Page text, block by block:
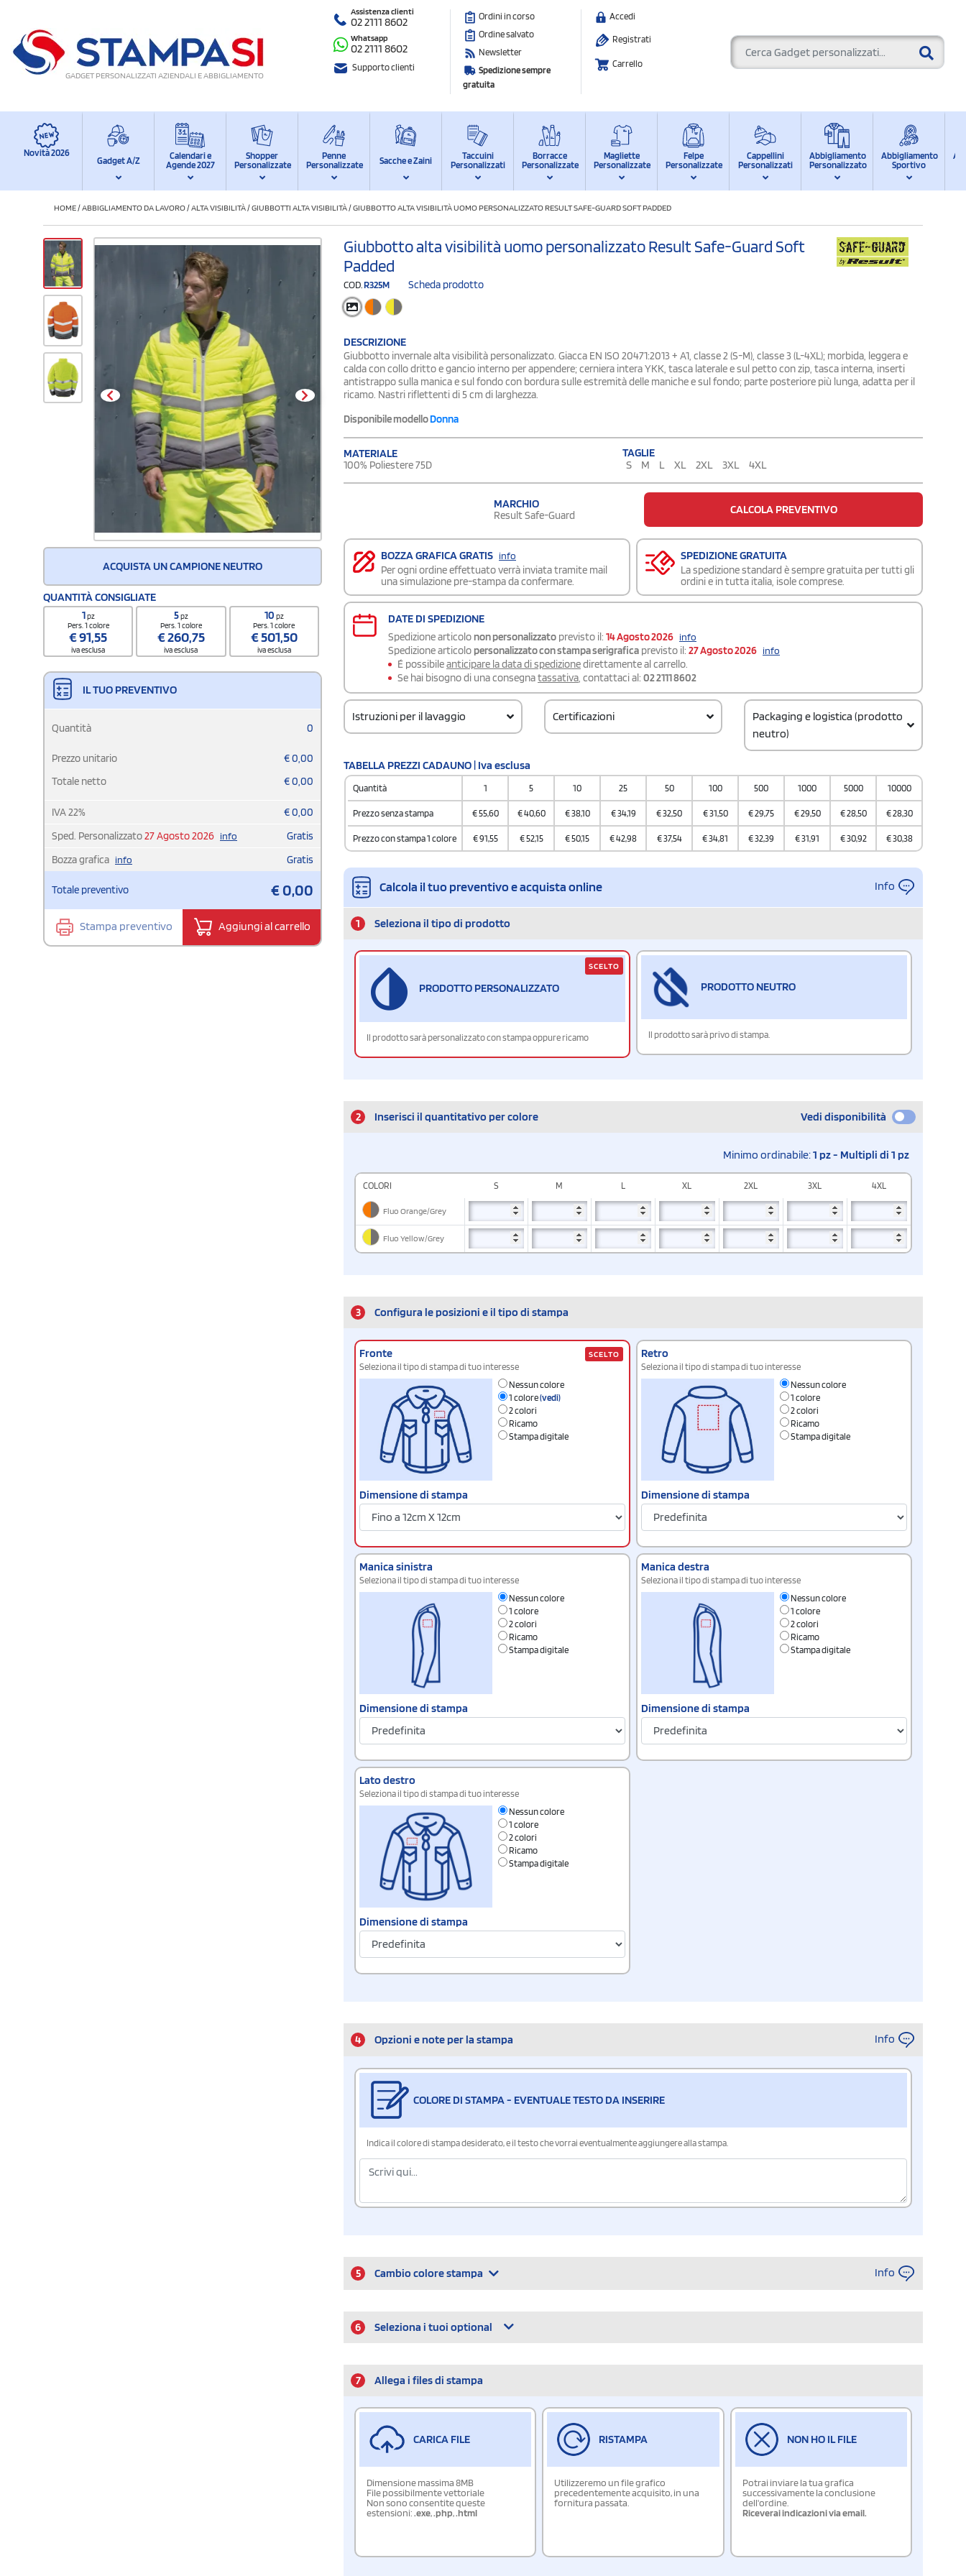
GADGET PERSONALIZZATI AZIENDALI E ABBIGLIAMENTO
Assistenza clienti
02 2111 8602
Whatsapp
02 2111 8602
Supporto clienti
Ordini in corso
Ordine salvato
Newsletter
Spedizione sempre
gratuita
Accedi
Registrati
Carrello
Novità 2026
Gadget A/Z
Calendari e
Agende 2027
Shopper
Personalizzate
Penne
Personalizzate
Sacche e Zaini
Taccuini
Personalizzati
Borracce
Personalizzate
Magliette
Personalizzate
Felpe
Personalizzate
Cappellini
Personalizzati
Abbigliamento
Personalizzato
Abbigliamento
Sportivo
HOME/ABBIGLIAMENTO DA LAVORO/ALTA VISIBILITÀ/GIUBBOTTI ALTA VISIBILITÀ/GIUBBOTTO ALTA VISIBILITÀ UOMO PERSONALIZZATO RESULT SAFE-GUARD SOFT PADDED
ACQUISTA UN CAMPIONE NEUTRO
QUANTITÀ CONSIGLIATE
1pz
Pers. 1 colore
€91,55
iva esclusa
5pz
Pers. 1 colore
€260,75
iva esclusa
10 pz
Pers. 1 colore
€501,50
iva esclusa
IL TUO PREVENTIVO
Quantità 0
Prezzo unitario €0,00
Totale netto
€0,00
IVA22% €0,00
Sped. Personalizzato27 Agosto 2026 info
Gratis
Bozza grafica info Gratis
Totale preventivo €0,00
Stampa preventivo Aggiungi al carrello
Giubbotto alta visibilità uomo personalizzato Result Safe-Guard Soft
Padded
COD. R325M Scheda prodotto
DESCRIZIONE
Giubbotto invernale alta visibilità personalizzato. Giacca EN ISO 20471:2013 + A1, classe 2 (S-M), classe 3 (L-4XL); morbida, leggera e
calda con collo dritto e gancio interno per appendere; cerniera intera YKK, tasca laterale e sul petto con zip, tasca interna, inserti
antistrappo sulla manica e sul fondo con bordura sulle estremità delle maniche e sul fondo; parte posteriore più lunga, adatta per il
ricamo. Nastri riflettenti di 5 cm di larghezza.
Disponibile modelloDonna
MATERIALE
100% Poliestere 75D
TAGLIE
S
M L XL 2XL 3XL 4XL
MARCHIO
Result Safe-Guard CALCOLA PREVENTIVO
BOZZA GRAFICA GRATIS info
Per ogni ordine effettuato verrà inviata tramite mail
una simulazione pre-stampa da confermare.
SPEDIZIONE GRATUITA
La spedizione standard è sempre gratuita per tutti gli
ordini e in tutta italia, isole comprese.
DATE DI SPEDIZIONE
Spedizione articolo non personalizzato previsto il: 14 Agosto 2026 info
Spedizione articolo personalizzato con stampa serigrafica previsto il: 27 Agosto 2026 info
É possibileanticipare la data di spedizionedirettamente al carrello.
Se hai bisogno di una consegnatassativa , contattaci al: 02 2111 8602
Istruzioni per il lavaggio Certificazioni
Packaging e logistica (prodotto
neutro)
62103000
Quantità per confezione
1
Quantità per scatola
10
TABELLA PREZZI CADAUNO | Iva esclusa
Quantità 1 5 10 25 50 100 500 1000 5000 10000
Prezzo senza stampa €55,60 €40,60 €38,10 €34,19 €32,50 €31,50 €29,75 €29,50 €28,50 €28,30
Prezzo con stampa 1 colore €91,55 €52,15 €50,15 €42,98 €37,54 €34,81 €32,39 €31,91 €30,92 €30,38
Calcola il tuo preventivo e acquista online Info
1 Seleziona il tipo di prodotto
PRODOTTO PERSONALIZZATO
Il prodotto sarà personalizzato con stampa oppure ricamo
SCELTO
PRODOTTO NEUTRO
Il prodotto sarà privo di stampa.
2 Inserisci il quantitativo per colore Vedi disponibilità
Minimo ordinabile:1 pz - Multipli di 1 pz
COLORI S M L XL 2XL 3XL 4XL
Fluo Orange/Grey
Fluo Yellow/Grey
3 Configura le posizioni e il tipo di stampa
Fronte
Seleziona il tipo di stampa di tuo interesse
Nessun colore
1 colore(vedi)
2 colori
Ricamo
Stampa digitale
Dimensione di stampa
SCELTO Retro
Seleziona il tipo di stampa di tuo interesse
Nessun colore
1 colore
2 colori
Ricamo
Stampa digitale
Dimensione di stampa
Manica sinistra
Seleziona il tipo di stampa di tuo interesse
Nessun colore
1 colore
2 colori
Ricamo
Stampa digitale
Dimensione di stampa
Manica destra
Seleziona il tipo di stampa di tuo interesse
Nessun colore
1 colore
2 colori
Ricamo
Stampa digitale
Dimensione di stampa
Lato destro
Seleziona il tipo di stampa di tuo interesse
Nessun colore
1 colore
2 colori
Ricamo
Stampa digitale
Dimensione di stampa
4 Opzioni e note per la stampa Info
COLORE DI STAMPA - EVENTUALE TESTO DA INSERIRE
Indica il colore di stampa desiderato, e il testo che vorrai eventualmente aggiungere alla stampa.
5 Cambio colore stampa Info
6 Seleziona i tuoi optional
7 Allega i files di stampa
CARICA FILE
Dimensione massima 8MB
File possibilmente vettoriale
Non sono consentite queste
estensioni:.exe,.php,.html
RISTAMPA
Utilizzeremo un file grafico
precedentemente acquisito, in una
fornitura passata.
NON HO IL FILE
Potrai inviare la tua grafica
successivamente la conclusione
dell'ordine.
Riceverai indicazioni via email.